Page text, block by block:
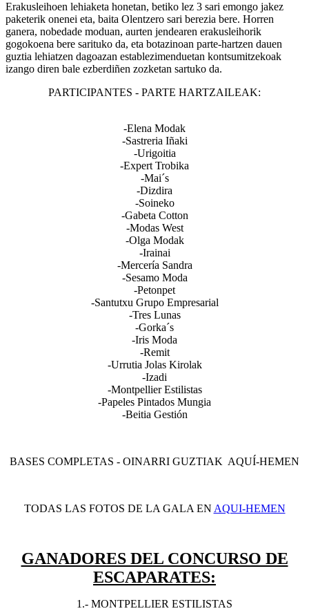
Erakusleihoen lehiaketa honetan, betiko lez 3 sari emongo jakez
paketerik onenei eta, baita Olentzero sari berezia bere. Horren
ganera, nobedade moduan, aurten jendearen erakusleihorik
gogokoena bere sarituko da, eta botazinoan parte-hartzen dauen
guztia lehiatzen dagoazan establezimenduetan kontsumitzekoak
izango diren bale ezberdiñen zozketan sartuko da.
PARTICIPANTES - PARTE HARTZAILEAK:
-Elena Modak
-Sastreria Iñaki
-Urigoitia
-Expert Trobika
-Mai´s
-Dizdira
-Soineko
-Gabeta Cotton
-Modas West
-Olga Modak
-Irainai
-Mercería Sandra
-Sesamo Moda
-Petonpet
-Santutxu Grupo Empresarial
-Tres Lunas
-Gorka´s
-Iris Moda
-Remit
-Urrutia Jolas Kirolak
-Izadi
-Montpellier Estilistas
-Papeles Pintados Mungia
-Beitia Gestión
BASES COMPLETAS - OINARRI GUZTIAK AQUÍ-HEMEN
TODAS LAS FOTOS DE LA GALA EN AQUI-HEMEN
GANADORES DEL CONCURSO DE
ESCAPARATES:
1.- MONTPELLIER ESTILISTAS